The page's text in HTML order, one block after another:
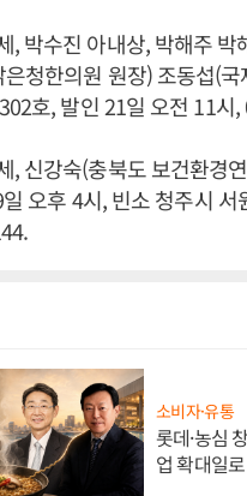
박수진 아내상, 박해주 박
청한의원 원장) 조동섭(
호, 발인 21일 오전 11시
신강숙(충북도 보건환경
오후 4시, 빈소 청주시
소비자·유통
롯데·농심
업 확대일로